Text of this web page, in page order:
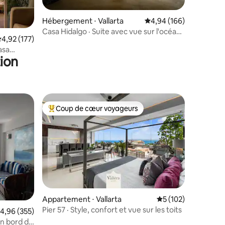
: 4,94 sur 5
moyenne sur la base de 177 commentaires : 4,92 sur 5
4,92 (177)
Hébergement ⋅ Vallarta Évaluation moyenne
4,94 (166)
Casa Hidalgo · Suite avec vue sur l'océan
: 4,98 sur 5
appréciés
moyenne sur la base de 355 commentaires : 4,96 sur 5
4,96 (355)
bord de
Coups de cœur voyageurs les plus appréciés
Coup de cœur voyageurs
Appartement ⋅ Vallarta Évaluation
5 (102)
Pier 57 · Style, confort et vue sur les toits